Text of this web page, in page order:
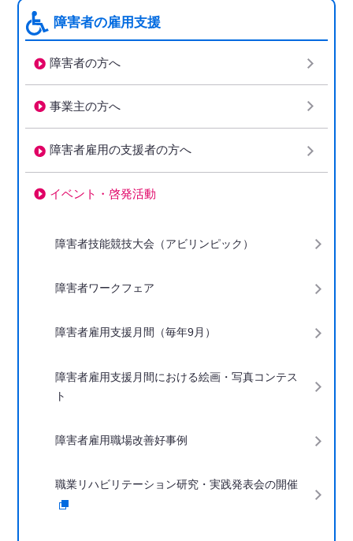
障害者の雇用支援
障害者の方へ
事業主の方へ
障害者雇用の支援者の方へ
イベント・啓発活動
障害者技能競技大会（アビリンピック）
障害者ワークフェア
障害者雇用支援月間（毎年9月）
障害者雇用支援月間における絵画・写真コンテス
ト
障害者雇用職場改善好事例
職業リハビリテーション研究・実践発表会の開催